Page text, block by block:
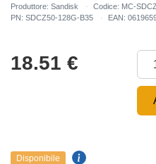
Produttore: Sandisk
Codice: MC-
PN: SDCZ50-128G-B35
EAN:
18.51 €
Disponibile